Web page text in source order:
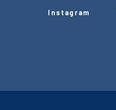
Instagram